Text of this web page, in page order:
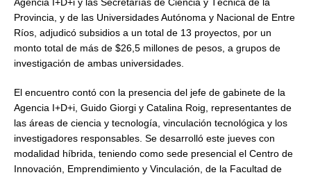
Provincia, y de las Universidades Autónoma y Nacional de Entre
Ríos, adjudicó subsidios a un total de 13 proyectos, por un
monto total de más de $26,5 millones de pesos, a grupos de
investigación de ambas universidades.
El encuentro contó con la presencia del jefe de gabinete de la
Agencia I+D+i, Guido Giorgi y Catalina Roig, representantes de
las áreas de ciencia y tecnología, vinculación tecnológica y los
investigadores responsables. Se desarrolló este jueves con
modalidad híbrida, teniendo como sede presencial el Centro de
Innovación, Emprendimiento y Vinculación, de la Facultad de